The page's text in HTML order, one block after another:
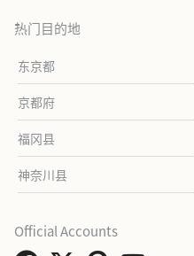
热门目的地
东京都
京都府
福冈县
神奈川县
Official Accounts